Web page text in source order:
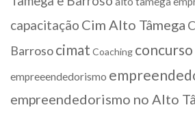
capacitação Cim Alto Tâmega
Barrosocimat Coaching
empreeendedorismo
empreendedorismo no Alto